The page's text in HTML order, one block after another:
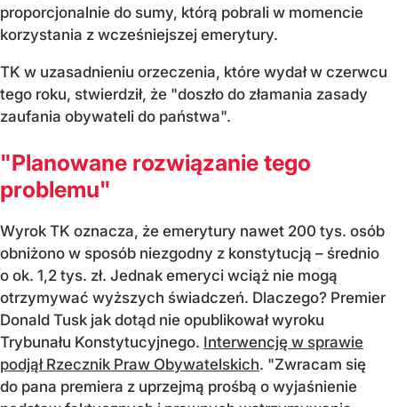
proporcjonalnie do sumy, którą pobrali w momencie
korzystania z wcześniejszej emerytury.
TK w uzasadnieniu orzeczenia, które wydał w czerwcu
tego roku, stwierdził, że "doszło do złamania zasady
zaufania obywateli do państwa".
"Planowane rozwiązanie tego
problemu"
Wyrok TK oznacza, że emerytury nawet 200 tys. osób
obniżono w sposób niezgodny z konstytucją – średnio
o ok. 1,2 tys. zł. Jednak emeryci wciąż nie mogą
otrzymywać wyższych świadczeń. Dlaczego? Premier
Donald Tusk jak dotąd nie opublikował wyroku
Trybunału Konstytucyjnego. Interwencję w sprawie
podjął Rzecznik Praw Obywatelskich. "Zwracam się
do pana premiera z uprzejmą prośbą o wyjaśnienie